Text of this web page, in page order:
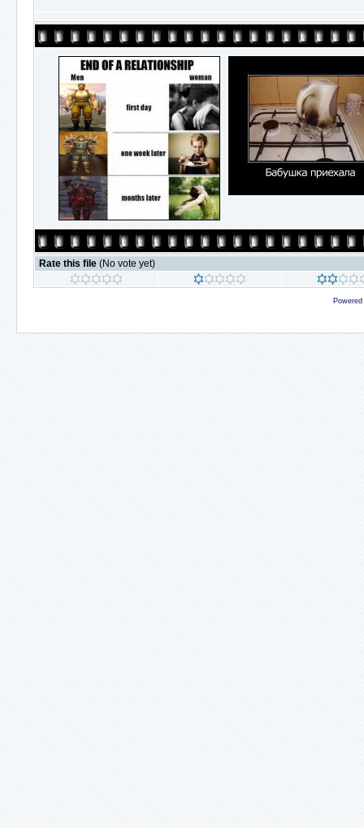
Rate this file (No vote yet)